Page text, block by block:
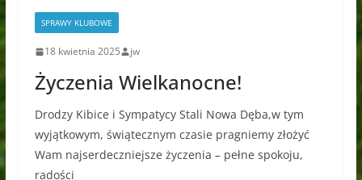
SPRAWY KLUBOWE
18 kwietnia 2025 jw
Życzenia Wielkanocne!
Drodzy Kibice i Sympatycy Stali Nowa Dęba,w tym
wyjątkowym, świątecznym czasie pragniemy złożyć
Wam najserdeczniejsze życzenia – pełne spokoju,
radości